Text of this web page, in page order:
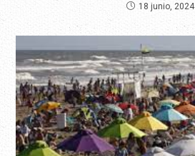
18 junio, 2024